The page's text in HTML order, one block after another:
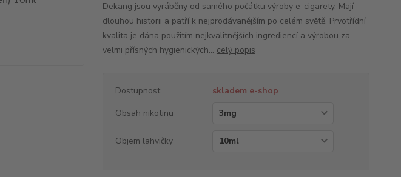
Dekang jsou vyráběny od samého počátku výroby e-cigarety. Mají
dlouhou historii a patří k nejprodávanějším po celém světě. Prvotřídní
kvalita je dána použitím nejkvalitnějších ingrediencí a výrobou za
velmi přísných hygienických... celý popis
Dostupnost
skladem e-shop
Obsah nikotinu
Objem lahvičky